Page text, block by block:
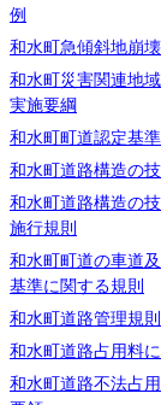
例
和水町急傾斜地崩
和水町災害関連地
実施要綱
和水町町道認定基
和水町道路構造の
和水町道路構造の
施行規則
和水町町道の車道
基準に関する規則
和水町道路管理規則
和水町道路占用料
和水町道路不法占